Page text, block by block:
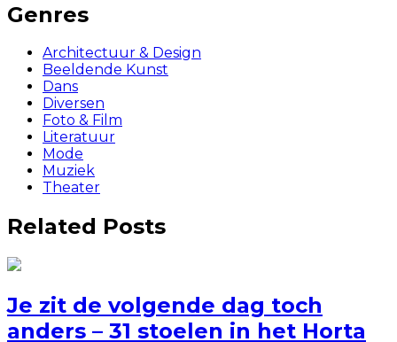
Genres
Architectuur & Design
Beeldende Kunst
Dans
Diversen
Foto & Film
Literatuur
Mode
Muziek
Theater
Related Posts
Je zit de volgende dag toch
anders – 31 stoelen in het Horta